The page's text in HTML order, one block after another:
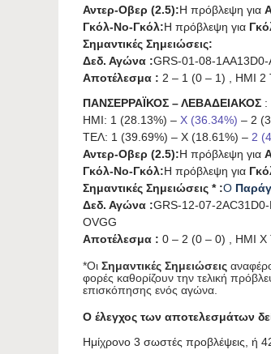
Αντερ-Οβερ (2.5):Η πρόβλεψη για
Γκόλ-Νο-Γκόλ:Η πρόβλεψη για
Σημαντικές Σημειώσεις:
Δεδ. Αγώνα :GRS-01-08-
Αποτέλεσμα : 2 – 1 (0 – 1) , ΗΜΙ 2
ΠΑΝΣΕΡΡΑΪΚΟΣ – ΛΕΒΑΔΕΙΑΚΟΣ :
ΗΜΙ: 1 (28.13%) – X (36.34%) – 2
ΤΕΛ: 1 (39.69%) – X (18.61%) – 2
Αντερ-Οβερ (2.5):Η πρόβλεψη για
Γκόλ-Νο-Γκόλ:Η πρόβλεψη για
Σημαντικές Σημειώσεις * :Ο
Δεδ. Αγώνα :GRS-12-07-
OVGG
Αποτέλεσμα : 0 – 2 (0 – 0) , ΗΜΙ X
*Οι Σημαντικές Σημειώσεις
φορές καθορίζουν την τελική
επισκόπησης ενός αγώνα.
Ο έλεγχος των αποτελεσμάτων
Ημίχρονο 3 σωστές προβλέψεις, ή